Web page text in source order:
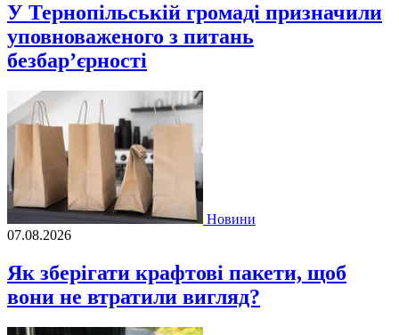
У Тернопільській громаді призначили
уповноваженого з питань
безбар’єрності
Новини
07.08.2026
Як зберігати крафтові пакети, щоб
вони не втратили вигляд?